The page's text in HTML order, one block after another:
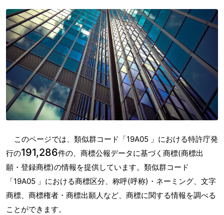
このページでは、類似群コード「19A05 」における特許庁発
行の191,286件の、商標公報データに基づく商標(商標出
願・登録商標)の情報を提供しています。類似群コード
「19A05 」における商標区分、称呼(呼称)・ネーミング、文字
商標、商標権者・商標出願人など、商標に関する情報を調べる
ことができます。